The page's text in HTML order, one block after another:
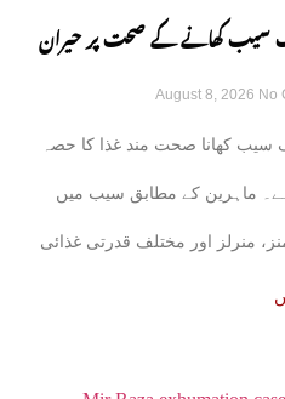
سیب کھانے کے صحت پر حیران
نے بتا دیے
August 8, 2026 No
سیب کھانا صحت مند غذا کا حصہ
ماہرین کے مطابق سیب میں
منرلز اور مختلف قدرتی غذائی